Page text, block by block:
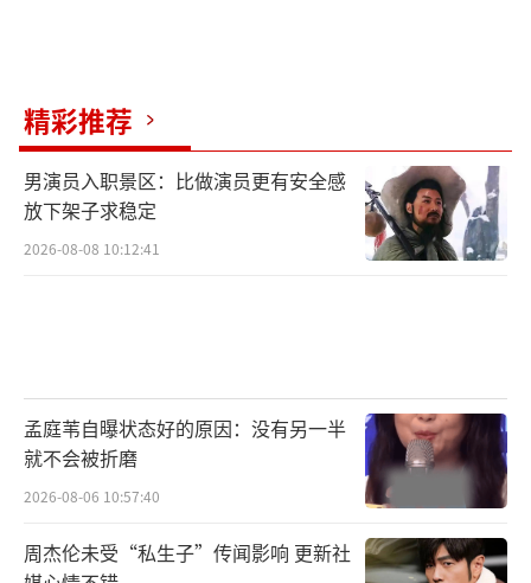
精彩推荐
男演员入职景区：比做演员更有安全感
放下架子求稳定
2026-08-08 10:12:41
孟庭苇自曝状态好的原因：没有另一半
就不会被折磨
2026-08-06 10:57:40
周杰伦未受“私生子”传闻影响 更新社